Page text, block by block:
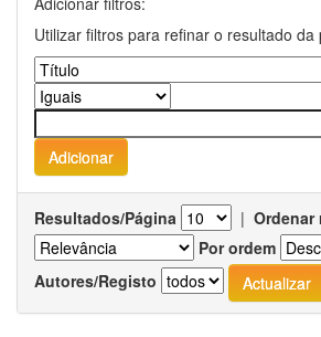
Utilizar filtros para refinar o resultado da
Resultados/Página |
Por ordem
Autores/Registo